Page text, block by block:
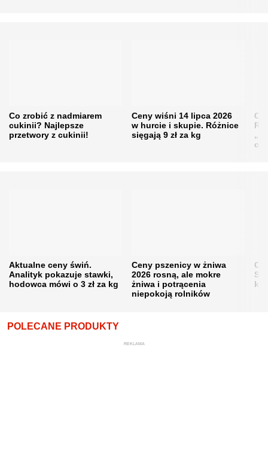
Co zrobić z nadmiarem
cukinii? Najlepsze
przetwory z cukinii!
Ceny wiśni 14 lipca 2026
w hurcie i skupie. Różnice
sięgają 9 zł za kg
Aktualne ceny świń.
Analityk pokazuje stawki,
hodowca mówi o 3 zł za kg
Ceny pszenicy w żniwa
2026 rosną, ale mokre
żniwa i potrącenia
niepokoją rolników
POLECANE PRODUKTY
REKLAMA